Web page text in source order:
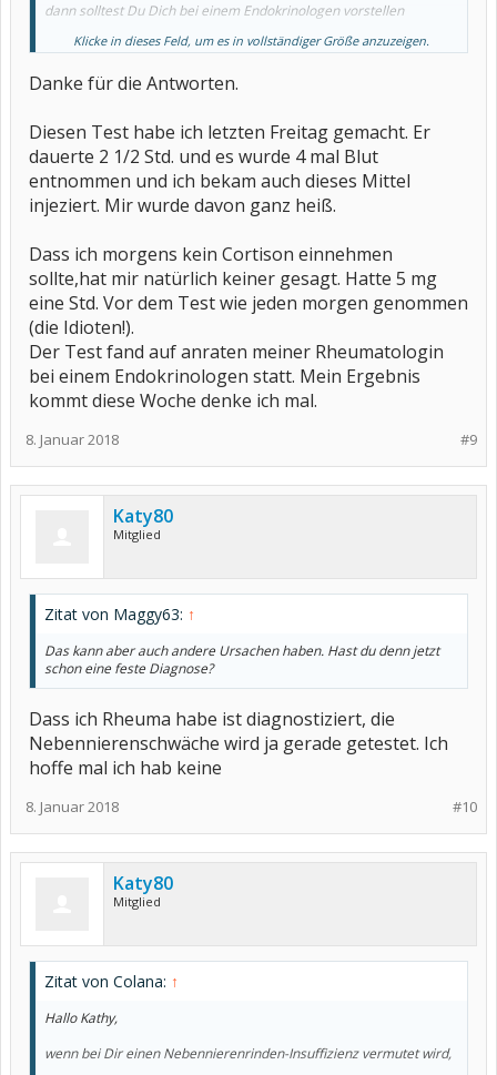
dann solltest Du Dich bei einem Endokrinologen vorstellen
www.endokrinologikum.com
(vielleicht ist eine Praxis in Deiner Nähe - Tipp: Falls sie nicht ans
dann wieder zurück.
Bei mir war es so, dass ich sämtliche Unterlagen, die ich erhalten
hatte, ihnen als .pdf-Datei
rüber schicken sollte, danach bekam ich - dem Himmel sei es
gedankt - einen Termin)
Termin.
Dafür wird an dem Tag das Cortison nicht eingenommen und
oftmals
wird auch versucht, das Cortison etwas herunter zu dosieren.
Bei mir wurde das Prednisolon 5mg auf Hydro-Cortison 10 mg
umgestellt und
mittags um eine halbe Tbl verringert.
ebennierenerkrankungen/glucocorticoid-therapie.html
eine Tabelle über die Wirkungsweise der jeweiligen Cortison-
Präparate
Der ACTH-Test dauert ca. 90 min.
Es wird oftmals eine Braunüle gelegt,
Röhrchen.
Jetzt wird ACTH injiziert, um den Körper in eine Stress-Situation zu
bringen
(ausser Kribbeln war bei mir nichts weiter zu fühlen - anschl hatte
ich das Gefühl,
als ob ich zu viel Kaffee getrunken hatte)
In der folgenden Stunde wurde noch 2 x Blut abgenommen,
anschließend durfte ich meine Medis nehmen und nach Hause
fahren.
sind noch nicht da.
Klicke in dieses Feld, um es in vollständiger Größe anzuzeigen.
Danke für die Antworten.
Diesen Test habe ich letzten Freitag gemacht. Er
dauerte 2 1/2 Std. und es wurde 4 mal Blut
entnommen und ich bekam auch dieses Mittel
injeziert. Mir wurde davon ganz heiß.
Dass ich morgens kein Cortison einnehmen
sollte,hat mir natürlich keiner gesagt. Hatte 5 mg
eine Std. Vor dem Test wie jeden morgen genommen
(die Idioten!).
Der Test fand auf anraten meiner Rheumatologin
bei einem Endokrinologen statt. Mein Ergebnis
kommt diese Woche denke ich mal.
#9
8. Januar 2018
Katy80
Mitglied
Zitat von Maggy63: ↑
Das kann aber auch andere Ursachen haben. Hast du denn jetzt
schon eine feste Diagnose?
Dass ich Rheuma habe ist diagnostiziert, die
Nebennierenschwäche wird ja gerade getestet. Ich
hoffe mal ich hab keine
#10
8. Januar 2018
Katy80
Mitglied
Zitat von Colana: ↑
Hallo Kathy,
wenn bei Dir einen Nebennierenrinden-Insuffizienz vermutet wird,